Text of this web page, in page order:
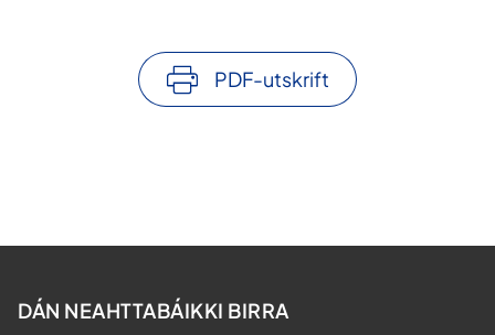
PDF-utskrift
DÁN NEAHTTABÁIKKI BIRRA